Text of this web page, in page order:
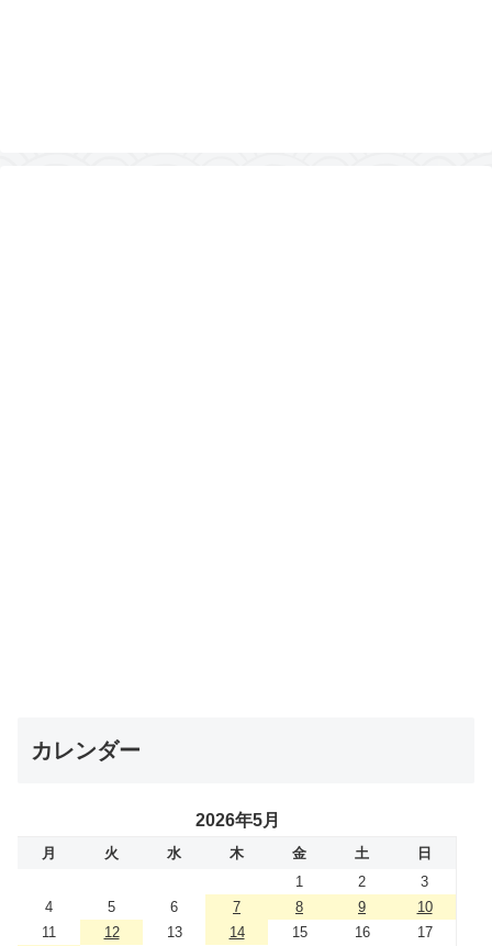
カレンダー
2026年5月
月 火 水 木 金 土
日
1
2
3
4
5 6 7 8 9
10
11
12 13 14 15 16
17